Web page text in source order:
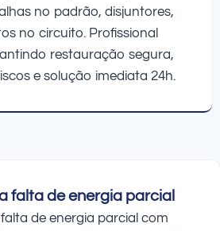
no padrão, disjuntores,
no circuito. Profissional
restauração segura,
e solução imediata 24h.
falta de energia parcial
de energia parcial com